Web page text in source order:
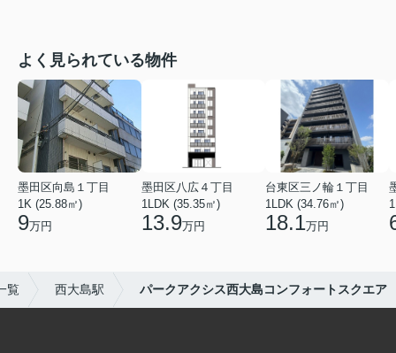
よく見られている物件
墨田区向島１丁目
1K (25.88㎡)
9万円
墨田区八広４丁目
1LDK (35.35㎡)
13.9万円
台東区三ノ輪１丁目
1LDK (34.76㎡)
18.1万円
覧 西大島駅 パークアクシス西大島コンフォートスクエア